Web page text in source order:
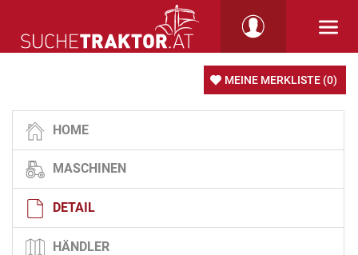
MEINE MERKLISTE (0)
HOME
MASCHINEN
DETAIL
HÄNDLER